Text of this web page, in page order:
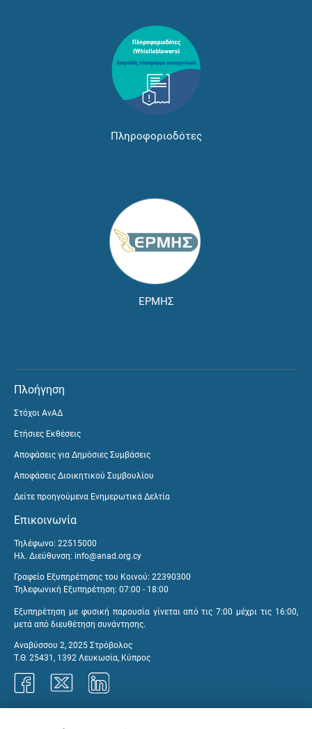
Πληροφοριοδότες
ΕΡΜΗΣ
Πλοήγηση
Στόχοι ΑνΑΔ
Ετήσιες Εκθέσεις
Αποφάσεις για Δημόσιες Συμβάσεις
Αποφάσεις Διοικητικού Συμβουλίου
Δείτε προηγούμενα Ενημερωτικά Δελτία
Επικοινωνία
Τηλέφωνο: 22515000
Ηλ. Διεύθυνση: info@anad.org.cy
Γραφείο Εξυπηρέτησης του Κοινού: 22390300
Τηλεφωνική Εξυπηρέτηση: 07:00 - 18:00
Εξυπηρέτηση με φυσική παρουσία γίνεται από τις 7:00 μέχρι τις 16:00,
μετά από διευθέτηση συνάντησης.
Αναβύσσου 2, 2025 Στρόβολος
Τ.Θ. 25431, 1392 Λευκωσία, Κύπρος